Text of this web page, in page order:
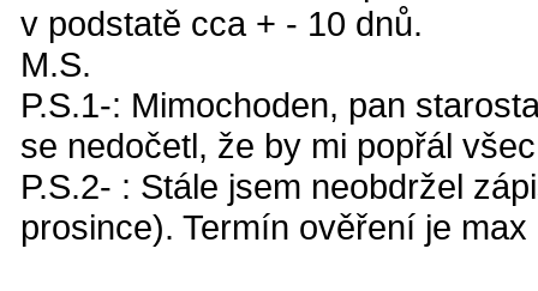
v podstatě cca + - 10 dnů.
M.S.
P.S.1-: Mimochoden, pan
se nedočetl, že by mi popřál
P.S.2- : Stále jsem neobdržel
prosince). Termín ověření je max